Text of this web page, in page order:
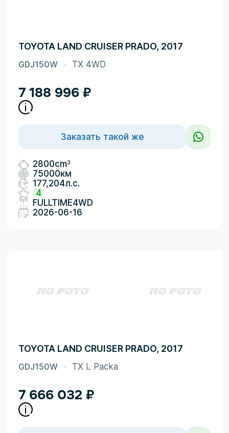
TOYOTA LAND CRUISER PRADO, 2017
GDJ150W TX 4WD
7 188 996 ₽
Заказать такой же
2800cm3
75000км
177,204л.с.
4
FULLTIME4WD
2026-06-16
TOYOTA LAND CRUISER PRADO, 2017
GDJ150W TX L Packa
7 666 032 ₽